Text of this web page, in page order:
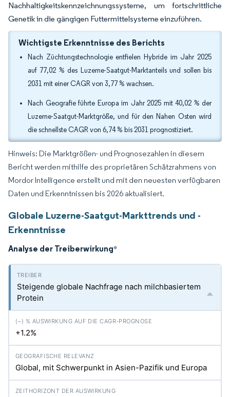
Nachhaltigkeitskennzeichnungssysteme, um fortschrittliche
Genetik in die gängigen Futtermittelsysteme einzuführen.
Wichtigste Erkenntnisse des Berichts
Nach Züchtungstechnologie entfielen Hybride im Jahr 2025
auf 77,02 % des Luzerne-Saatgut-Marktanteils und sollen bis
2031 mit einer CAGR von 3,77 % wachsen.
Nach Geografie führte Europa im Jahr 2025 mit 40,02 % der
Luzerne-Saatgut-Marktgröße, und für den Nahen Osten wird
die schnellste CAGR von 6,74 % bis 2031 prognostiziert.
Hinweis: Die Marktgrößen- und Prognosezahlen in diesem
Bericht werden mithilfe des proprietären Schätzrahmens von
Mordor Intelligence erstellt und mit den neuesten verfügbaren
Daten und Erkenntnissen bis 2026 aktualisiert.
Globale Luzerne-Saatgut-Markttrends und -
Erkenntnisse
Analyse der Treiberwirkung*
Steigende globale Nachfrage nach milchbasiertem
Protein
+1.2%
Global, mit Schwerpunkt in Asien-Pazifik und Europa